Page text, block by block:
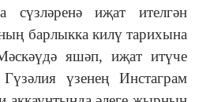
сүзләренә иҗат ителгән
барлыкка килү тарихына
яшәп, иҗат итүче
үзенең Инстаграм